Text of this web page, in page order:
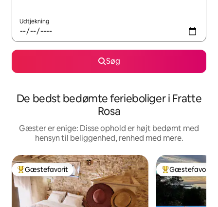
Udtjekning
Søg
De bedst bedømte ferieboliger i Fratte
Rosa
Gæster er enige: Disse ophold er højt bedømt med
hensyn til beliggenhed, renhed med mere.
Bedste gæstefavorit
Gæstefavorit Bedste
Gæstefavorit